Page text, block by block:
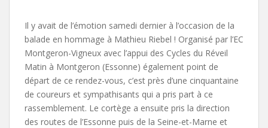
Il y avait de l’émotion samedi dernier à l’occasion de la
balade en hommage à Mathieu Riebel ! Organisé par l’EC
Montgeron-Vigneux avec l’appui des Cycles du Réveil
Matin à Montgeron (Essonne) également point de
départ de ce rendez-vous, c’est près d’une cinquantaine
de coureurs et sympathisants qui a pris part à ce
rassemblement. Le cortège a ensuite pris la direction
des routes de l’Essonne puis de la Seine-et-Marne et